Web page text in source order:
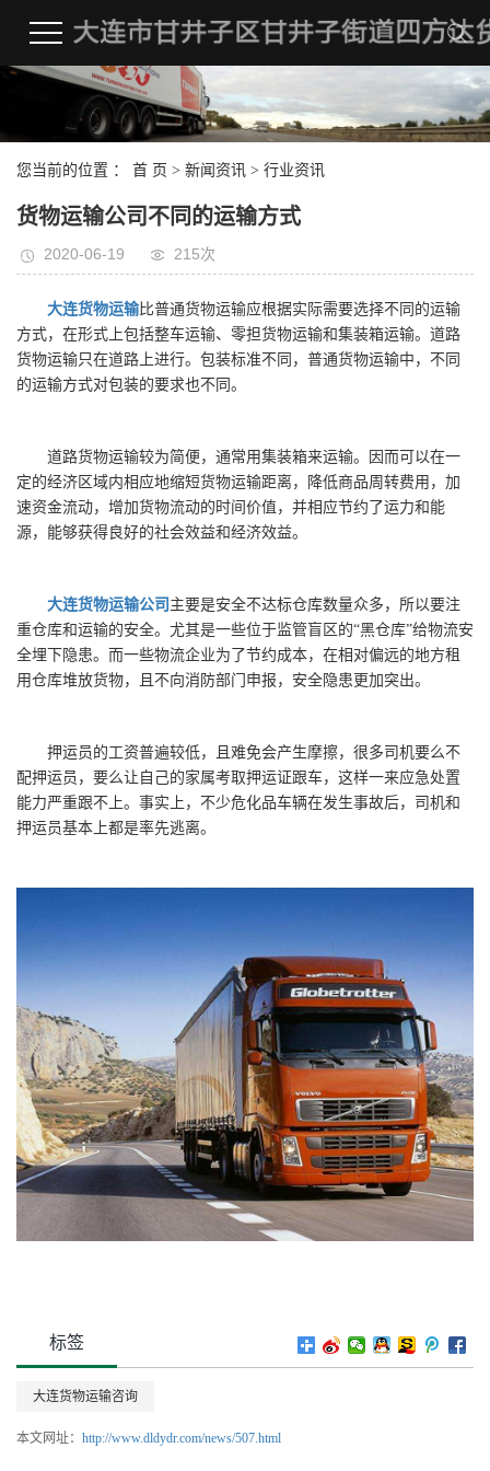
您当前的位置 ： 首 页 > 新闻资讯 > 行业资讯
货物运输公司不同的运输方式
2020-06-19 215次
大连货物运输比普通货物运输应根据实际需要选择不同的运输
方式，在形式上包括整车运输、零担货物运输和集装箱运输。道路
货物运输只在道路上进行。包装标准不同，普通货物运输中，不同
的运输方式对包装的要求也不同。
道路货物运输较为简便，通常用集装箱来运输。因而可以在一
定的经济区域内相应地缩短货物运输距离，降低商品周转费用，加
速资金流动，增加货物流动的时间价值，并相应节约了运力和能
源，能够获得良好的社会效益和经济效益。
大连货物运输公司 主要是安全不达标仓库数量众多，所以要注
重仓库和运输的安全。尤其是一些位于监管盲区的“黑仓库”给物流安
全埋下隐患。而一些物流企业为了节约成本，在相对偏远的地方租
用仓库堆放货物，且不向消防部门申报，安全隐患更加突出。
押运员的工资普遍较低，且难免会产生摩擦，很多司机要么不
配押运员，要么让自己的家属考取押运证跟车，这样一来应急处置
能力严重跟不上。事实上，不少危化品车辆在发生事故后，司机和
押运员基本上都是率先逃离。
标签
大连货物运输咨询
本文网址： http://www.dldydr.com/news/507.html